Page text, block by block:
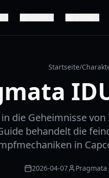
Startseite/
die Geheimnisse
behandelt die
in
2026-04-07 Pragmata